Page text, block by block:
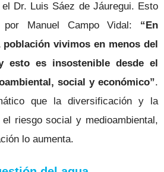
el Dr. Luis Sáez de Jáuregui. Esto
Manuel Campo Vidal: “En
población vivimos en menos del
esto es insostenible desde el
social y económico”.
que la diversificación y la
riesgo social y medioambiental,
lo aumenta.